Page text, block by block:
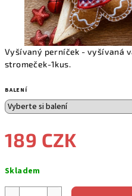
Vyšívaný perníček - vyšívaná
stromeček-1kus.
BALENÍ
189 CZK
cena:
Skladem